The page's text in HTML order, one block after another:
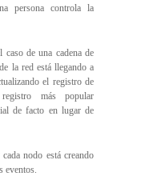
persona controla la
caso de una cadena de
la red está llegando a
el registro de
más popular
de facto en lugar de
nodo está creando
eventos.